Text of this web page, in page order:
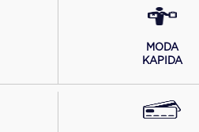
MODA
KAPIDA